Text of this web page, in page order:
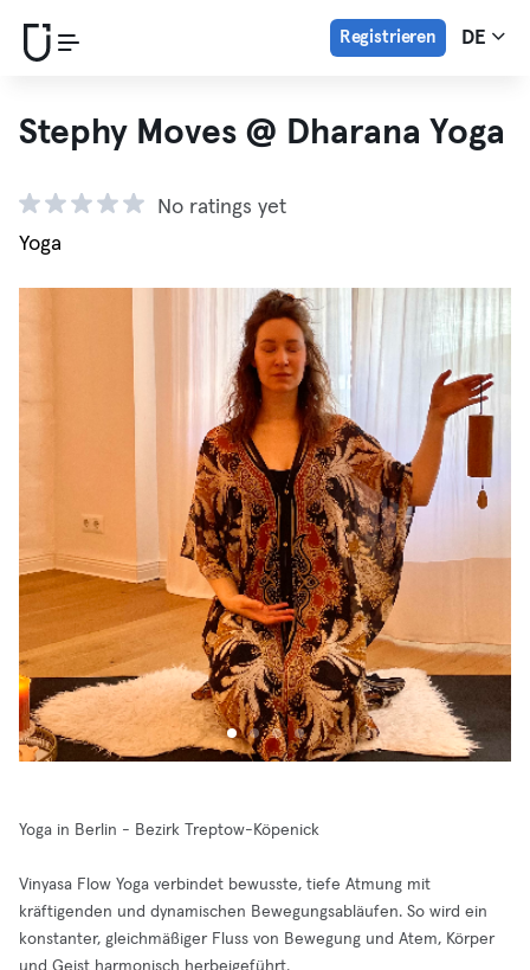
Registrieren DE
Stephy Moves @ Dharana Yoga
No ratings yet
Yoga
Yoga in Berlin - Bezirk Treptow-Köpenick
Vinyasa Flow Yoga verbindet bewusste, tiefe Atmung mit
kräftigenden und dynamischen Bewegungsabläufen. So wird ein
konstanter, gleichmäßiger Fluss von Bewegung und Atem, Körper
und Geist harmonisch herbeigeführt.